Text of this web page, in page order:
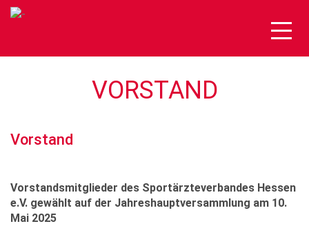
VORSTAND
Vorstand
Vorstandsmitglieder des Sportärzteverbandes Hessen
e.V. gewählt auf der Jahreshauptversammlung am 10.
Mai 2025